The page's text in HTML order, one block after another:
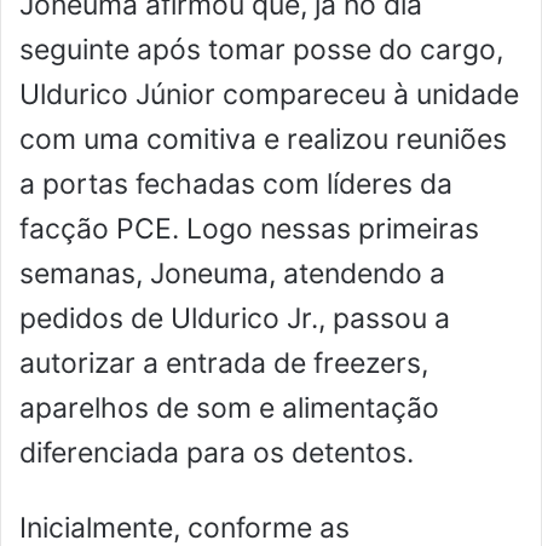
seguinte após tomar posse do cargo,
Uldurico Júnior compareceu à unidade
com uma comitiva e realizou reuniões
a portas fechadas com líderes da
facção PCE. Logo nessas primeiras
semanas, Joneuma, atendendo a
pedidos de Uldurico Jr., passou a
autorizar a entrada de freezers,
aparelhos de som e alimentação
diferenciada para os detentos.
Inicialmente, conforme as